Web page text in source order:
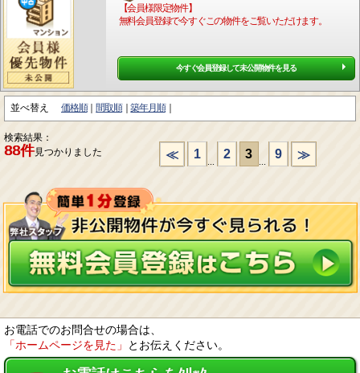
【会員様限定物件】
無料会員登録で今すぐこの物件をご覧いただけます。
今すぐ会員登録して未公開物件を見る
並べ替え 価格順 間取順 築年月順
検索結果：
88件見つかりました ≪ 1 2 3 9 ≫
お電話でのお問合せの場合は、
「ホームページを見た」
とお伝えください。